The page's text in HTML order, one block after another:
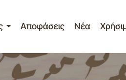
Αποφάσεις Νέα
επιτροπή των Δημοτικών
την άσκηση της Κοινωνικής